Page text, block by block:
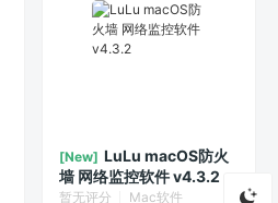
[New] LuLu macOS防火
墙 网络监控软件 v4.3.2
暂无评分 Mac软件